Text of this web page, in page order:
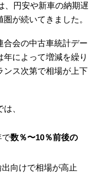
、円安や新車の納期遅
が続いてきました。
合会の中古車統計デー
によって増減を繰り
ンス次第で相場が上下
、
で数％〜10％前後の
向けで相場が高止